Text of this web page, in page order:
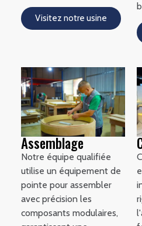
Visitez notre usine
Assemblage
Notre équipe qualifiée
utilise un équipement de
pointe pour assembler
avec précision les
composants modulaires,